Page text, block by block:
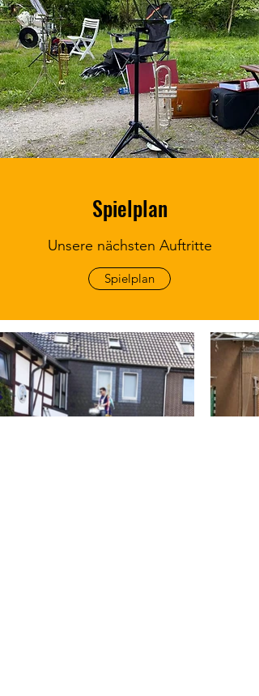
Spielplan
Unsere nächsten Auftritte
Spielplan